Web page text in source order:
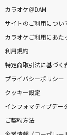
カラオケ＠DAM
サイトのご利用につい
カラオケご利用にあた
利用規約
特定商取引法に基づく
プライバシーポリシー
クッキー設定
インフォマティブデー
ご契約方法